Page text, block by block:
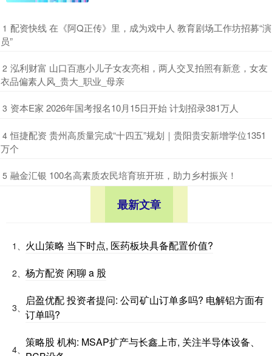
1 ​配资快线 在《阿Q正传》里，成为戏中人 教育剧场工作坊招募“演
员”
2 ​泓利财富 山口百惠小儿子女友亮相，两人交叉拍照有新意，女友
衣品偏素人风_贵大_职业_母亲
3 ​资本E家 2026年国考报名10月15日开始 计划招录381万人
4 ​恒捷配资 贵州高质量完成“十四五”规划｜贵阳贵安新增学位1351
万个
5 ​融金汇银 100名高素质农民培育班开班，助力乡村振兴！
最新文章
1、 火山策略 当下时点, 医药板块具备配置价值?
2、 杨方配资 闲聊 a 股
3、
启盈优配 投资者提问: 公司矿山订单多吗? 电解铝方面有
订单吗?
4、
策略股 机构: MSAP扩产与长鑫上市, 关注半导体设备、